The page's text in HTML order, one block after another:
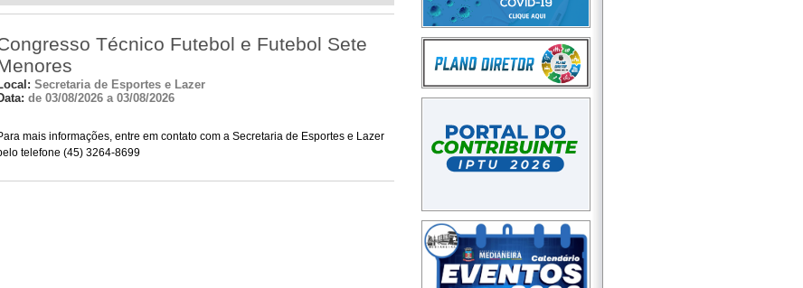
Técnico Futebol e Futebol Sete
Secretaria de Esportes e Lazer
de 03/08/2026 a 03/08/2026
mais informações, entre em contato com a Secretaria de Esportes e Lazer
telefone (45) 3264-8699